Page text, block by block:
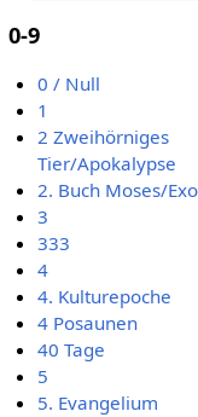
0-9
0 / Null
1
2 Zweihörniges
Tier/Apokalypse
2. Buch Moses/
3
333
4
4. Kulturepoche
4 Posaunen
40 Tage
5
5. Evangelium